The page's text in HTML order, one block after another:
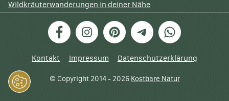
Wildkräuterwanderungen in deiner Nähe
FacebookInstagramPinterestTelegramWhatsApp
Kontakt Impressum Datenschutzerklärung
© Copyright 2014 - 2026 Kostbare Natur